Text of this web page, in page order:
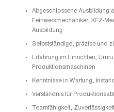
Abgeschlossene Ausbildung
Feinwerkmechaniker, KFZ-
Ausbildung
Selbstständige, präzise und
Erfahrung im Einrichten,
Produktionsmaschinen
Kenntnisse in Wartung,
Verständnis für
Teamfähigkeit,